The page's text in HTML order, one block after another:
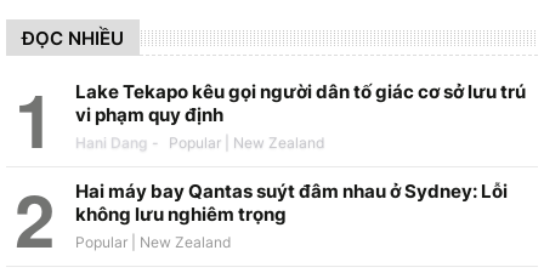
ĐỌC NHIỀU
Lake Tekapo kêu gọi người dân tố giác cơ sở lưu trú
vi phạm quy định
Hani Dang -
Hai máy bay Qantas suýt đâm nhau ở Sydney: Lỗi
không lưu nghiêm trọng